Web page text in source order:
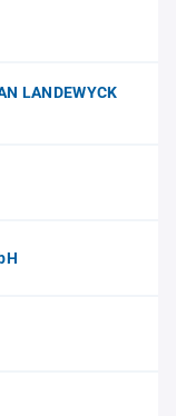
LANDEWYCK